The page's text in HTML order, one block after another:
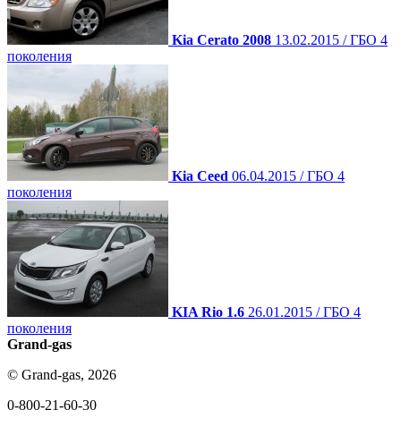
Kia Cerato 2008 13.02.2015 / ГБО 4
поколения
Kia Ceed 06.04.2015 / ГБО 4
поколения
KIA Rio 1.6 26.01.2015 / ГБО 4
поколения
Grand-gas
© Grand-gas, 2026
0-800-21-60-30